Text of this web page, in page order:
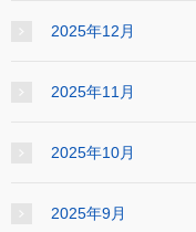
2025年12月
2025年11月
2025年10月
2025年9月